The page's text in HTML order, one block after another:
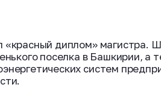
«красный диплом» магистра.
поселка в Башкирии, а
систем